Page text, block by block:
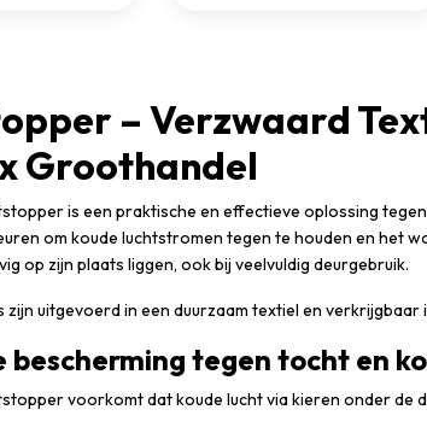
– Verzwaard
Groothandel
is een praktische en effectieve oplossing
om koude luchtstromen tegen te houden en het
op zijn plaats liggen, ook bij veelvuldig deurgebruik.
uitgevoerd in een duurzaam textiel en
bescherming tegen tocht en
voorkomt dat koude lucht via kieren onder de